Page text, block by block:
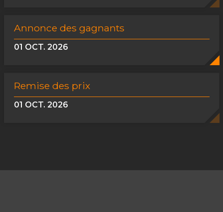
Annonce des gagnants
01 OCT. 2026
Remise des prix
01 OCT. 2026